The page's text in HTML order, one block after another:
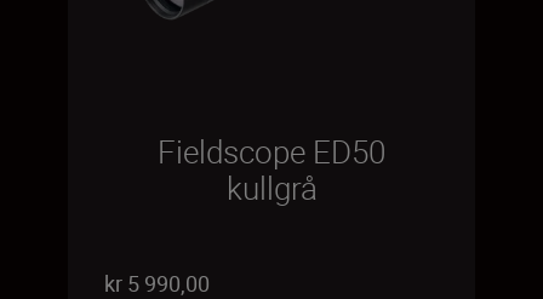
Fieldscope ED50
kullgrå
kr 5 990,00